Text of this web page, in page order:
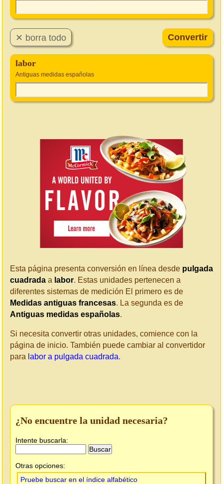
labor
Antiguas medidas españolas
Esta página presenta conversión en línea desde pulgada
cuadrada a labor. Estas unidades pertenecen a
diferentes sistemas de medición El primero es de
Medidas antiguas francesas. La segunda es de
Antiguas medidas españolas.
Si necesita convertir otras unidades, comience con la
página de inicio. También puede cambiar al convertidor
para labor a pulgada cuadrada.
¿No encuentre la unidad necesaria?
Intente buscarla:
Otras opciones:
Pruebe buscar en el índice alfabético